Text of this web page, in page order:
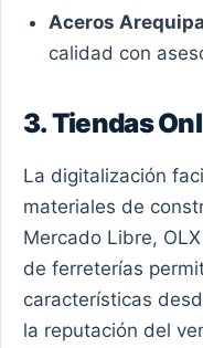
Aceros
calidad con
3. Tiendas
La digitalización
materiales de
Mercado Libre,
de ferreterías
características
la reputación del